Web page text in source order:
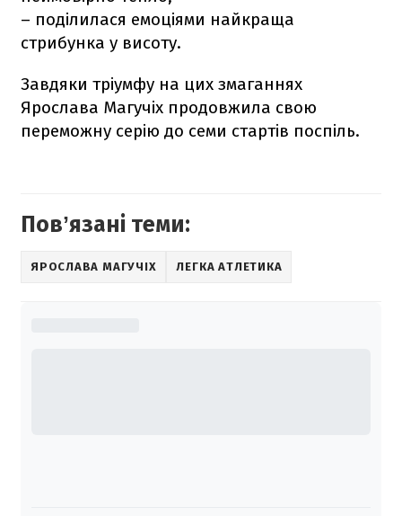
– поділилася емоціями найкраща
стрибунка у висоту.
Завдяки тріумфу на цих змаганнях
Ярослава Магучіх продовжила свою
переможну серію до семи стартів поспіль.
Повʼязані теми:
ЯРОСЛАВА МАГУЧІХ ЛЕГКА АТЛЕТИКА